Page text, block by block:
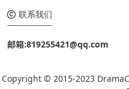
联系我们
邮箱:819255421@qq.com
Copyright © 2015-2023